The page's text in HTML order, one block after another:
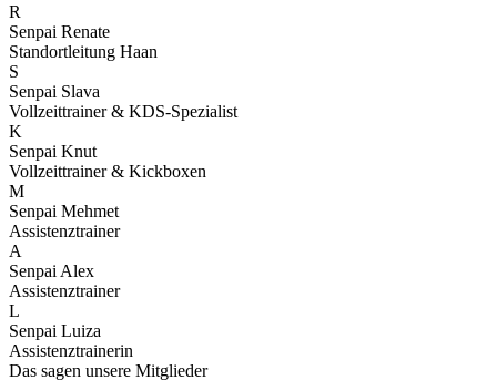
R
Senpai Renate
Standortleitung Haan
S
Senpai Slava
Vollzeittrainer & KDS-Spezialist
K
Senpai Knut
Vollzeittrainer & Kickboxen
M
Senpai Mehmet
Assistenztrainer
A
Senpai Alex
Assistenztrainer
L
Senpai Luiza
Assistenztrainerin
Das sagen unsere Mitglieder